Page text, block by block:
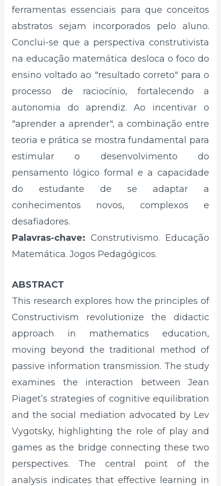
ferramentas essenciais para que conceitos
abstratos sejam incorporados pelo aluno.
Conclui-se que a perspectiva construtivista
na educação matemática desloca o foco do
ensino voltado ao "resultado correto" para o
processo de raciocínio, fortalecendo a
autonomia do aprendiz. Ao incentivar o
"aprender a aprender", a combinação entre
teoria e prática se mostra fundamental para
estimular o desenvolvimento do
pensamento lógico formal e a capacidade
do estudante de se adaptar a
conhecimentos novos, complexos e
desafiadores.
Palavras-chave: Construtivismo. Educação
Matemática. Jogos Pedagógicos.
ABSTRACT
This research explores how the principles of
Constructivism revolutionize the didactic
approach in mathematics education,
moving beyond the traditional method of
passive information transmission. The study
examines the interaction between Jean
Piaget’s strategies of cognitive equilibration
and the social mediation advocated by Lev
Vygotsky, highlighting the role of play and
games as the bridge connecting these two
perspectives. The central point of the
analysis indicates that effective learning in